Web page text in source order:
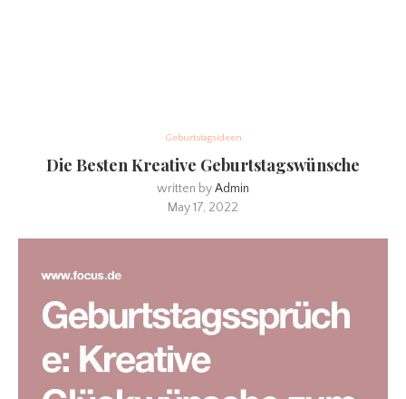
Geburtstagsideen
Die Besten Kreative Geburtstagswünsche
written byAdmin
May 17, 2022